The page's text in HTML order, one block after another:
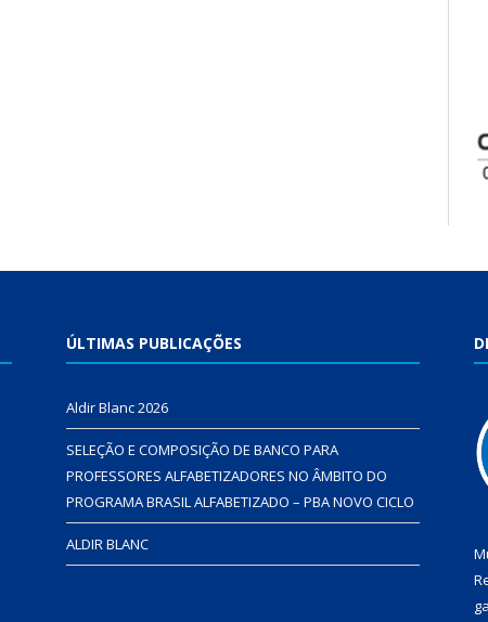
ÚLTIMAS PUBLICAÇÕES
Aldir Blanc 2026
SELEÇÃO E COMPOSIÇÃO DE BANCO PARA
PROFESSORES ALFABETIZADORES NO ÂMBITO DO
PROGRAMA BRASIL ALFABETIZADO – PBA NOVO CICLO
ALDIR BLANC